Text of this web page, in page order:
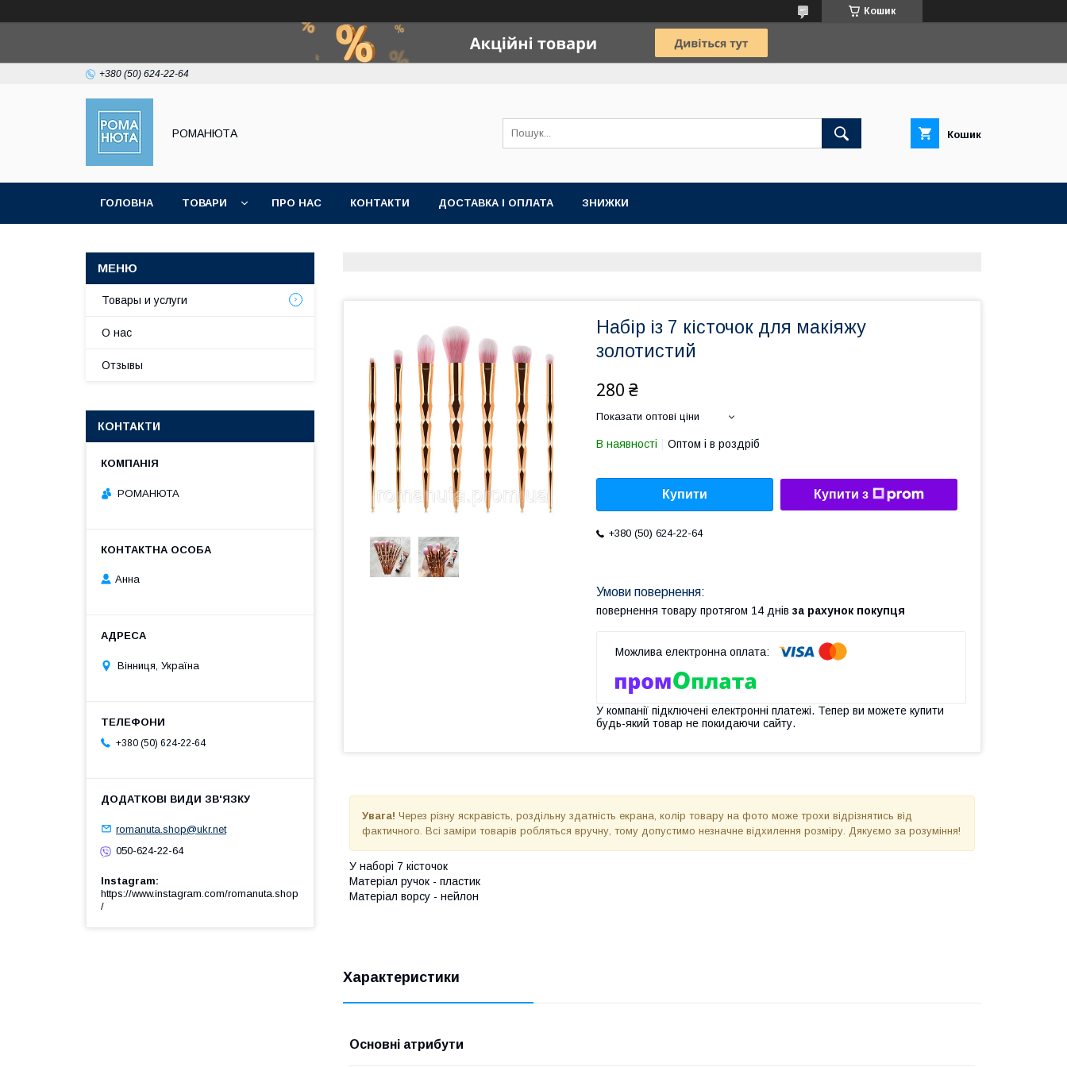
Кошик
+380 (50) 624-22-64
РОМАНЮТА Кошик
ГОЛОВНА ТОВАРИ ПРО НАС КОНТАКТИ ДОСТАВКА І ОПЛАТА ЗНИЖКИ
Набір із 7 кісточок для макіяжу
золотистий
280 ₴
Показати оптові ціни
В наявності Оптом і в роздріб
Купити Купити з
+380 (50) 624-22-64
повернення товару протягом 14 днів за рахунок покупця
У компанії підключені електронні платежі. Тепер ви можете купити
будь-який товар не покидаючи сайту.
Увага! Через різну яскравість, роздільну здатність екрана, колір товару на фото може трохи відрізнятись від
фактичного. Всі заміри товарів робляться вручну, тому допустимо незначне відхилення розміру. Дякуємо за розуміння!
У наборі 7 кісточок
Матеріал ручок - пластик
Матеріал ворсу - нейлон
Характеристики
Основні атрибути
Товары и услуги
О нас
Отзывы
КОНТАКТИ
РОМАНЮТА
Анна
Вінниця, Україна
+380 (50) 624-22-64
romanuta.shop@ukr.net
050-624-22-64
Instagram
https://www.instagram.com/romanuta.shop
/